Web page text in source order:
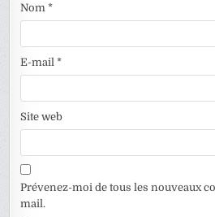
Nom*
E-mail*
Site web
Prévenez-moi de tous les nouveaux
mail.